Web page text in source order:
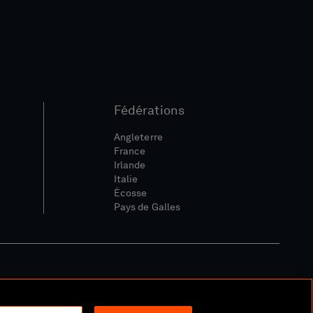
Fédérations
Angleterre
France
Irlande
Italie
Écosse
Pays de Galles